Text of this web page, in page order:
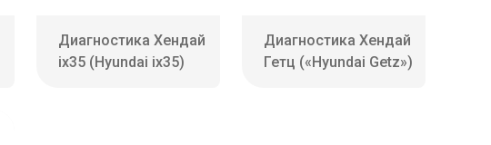
Диагностика Хендай
ix35 (Hyundai ix35)
Диагностика Хендай
Гетц («Hyundai Getz»)